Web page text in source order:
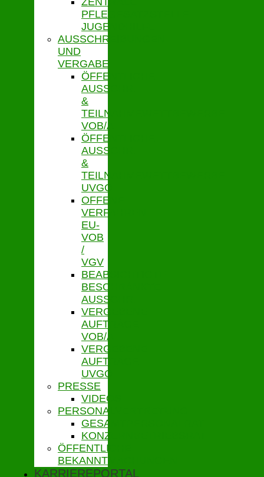
PFLEGESATZSTELLE
JUGENDHILFE
AUSSCHREIBUNGEN
UND
VERGABE
ÖFFENTLICHE
AUSSCHR.
&
TEILNAHMEWETTBEWERBE
VOB/A
ÖFFENTLICHE
AUSSCHR.
&
TEILNAHMEWETTBEWERBE
UVGO
OFFENE
VERFAHREN
EU-
VOB
/
VGV
BEABSICHTIGTE
BESCHRÄNKTE
AUSSCHR.
VERGEBENE
AUFTRÄGE
VOB/A
VERGEBENE
AUFTRÄGE
UVGO
PRESSE
VIDEOS
PERSONALVERTRETUNG
GESAMTPERSONALRAT
KONZERNBETRIEBSRAT
ÖFFENTLICHE
BEKANNTMACHUNGEN
KARRIEREPORTAL